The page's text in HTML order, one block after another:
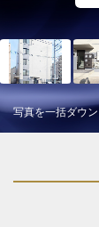
写真を一括ダウ